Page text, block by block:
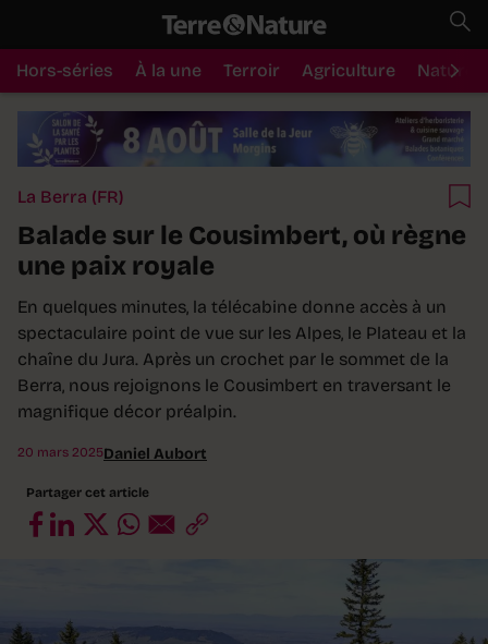
Hors-séries À la une Terroir Agriculture Nature
La Berra (FR)
Balade sur le Cousimbert, où règne
une paix royale
En quelques minutes, la télécabine donne accès à un
spectaculaire point de vue sur les Alpes, le Plateau et la
chaîne du Jura. Après un crochet par le sommet de la
Berra, nous rejoignons le Cousimbert en traversant le
magnifique décor préalpin.
20 mars 2025Daniel Aubort
Partager cet article